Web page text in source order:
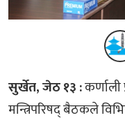
सुर्खेत, जेठ १३ :
मन्त्रिपरिषद् बैठकले